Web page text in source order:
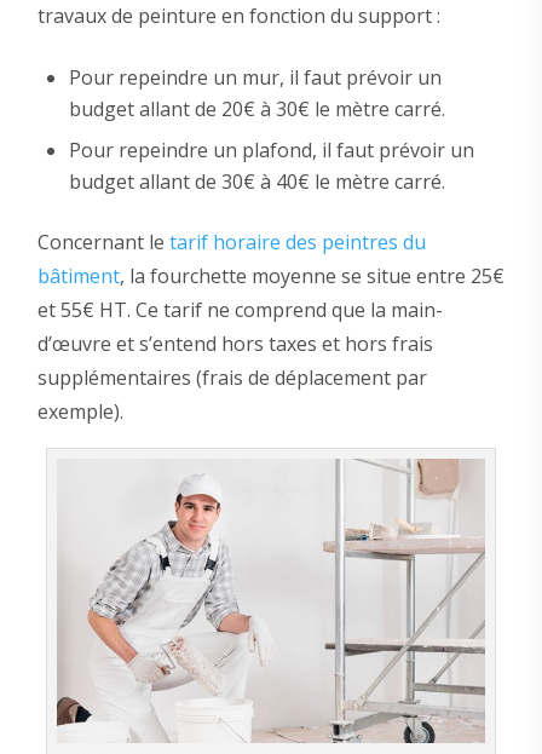
travaux de peinture en fonction du support :
Pour repeindre un mur, il faut prévoir un
budget allant de 20€ à 30€ le mètre carré.
Pour repeindre un plafond, il faut prévoir un
budget allant de 30€ à 40€ le mètre carré.
Concernant le tarif horaire des peintres du
bâtiment, la fourchette moyenne se situe entre 25€
et 55€ HT. Ce tarif ne comprend que la main-
d’œuvre et s’entend hors taxes et hors frais
supplémentaires (frais de déplacement par
exemple).